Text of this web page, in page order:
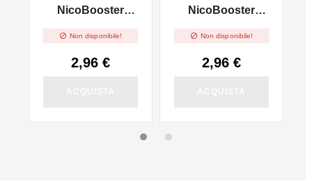
NicoBooster
 Non disponibile!
2,96 €
NicoBooster
 Non disponibile!
2,96 €